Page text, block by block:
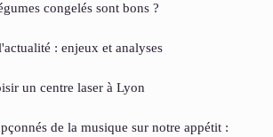
congelés sont bons ?
: enjeux et analyses
un centre laser à Lyon
de la musique sur notre appétit :